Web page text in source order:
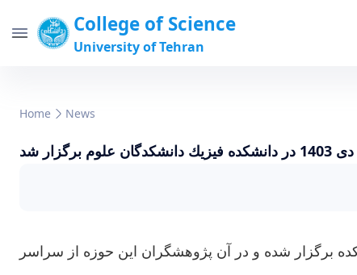
College of Science
University of Tehran
Home News
برگزار شده و در آن پژوهشگران اين حوزه از سراسر